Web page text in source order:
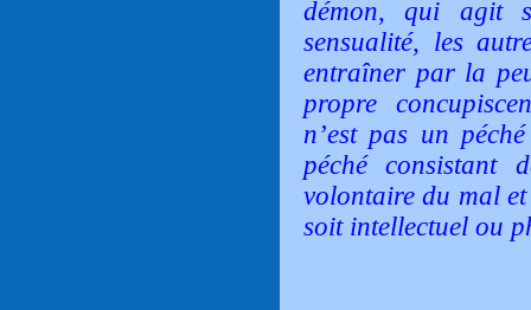
démon, qui agit
sensualité, les
entraîner par la
propre
n’est pas un
péché consistant
volontaire du mal
soit intellectuel ou